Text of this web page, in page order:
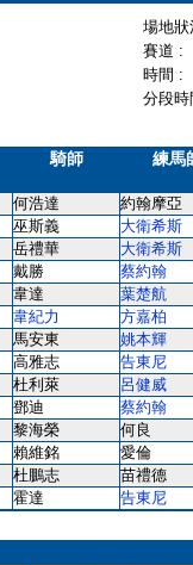
場地
賽道 :
時間 :
分段
騎師 練馬
何浩達 約翰摩亞
巫斯義 大衛希斯
岳禮華 大衛希斯
戴勝 蔡約翰
韋達 葉楚航
韋紀力 方嘉柏
馬安東 姚本輝
高雅志 告東尼
杜利萊 呂健威
鄧迪 蔡約翰
黎海榮 何良
賴維銘 愛倫
杜鵬志 苗禮德
霍達
告東尼